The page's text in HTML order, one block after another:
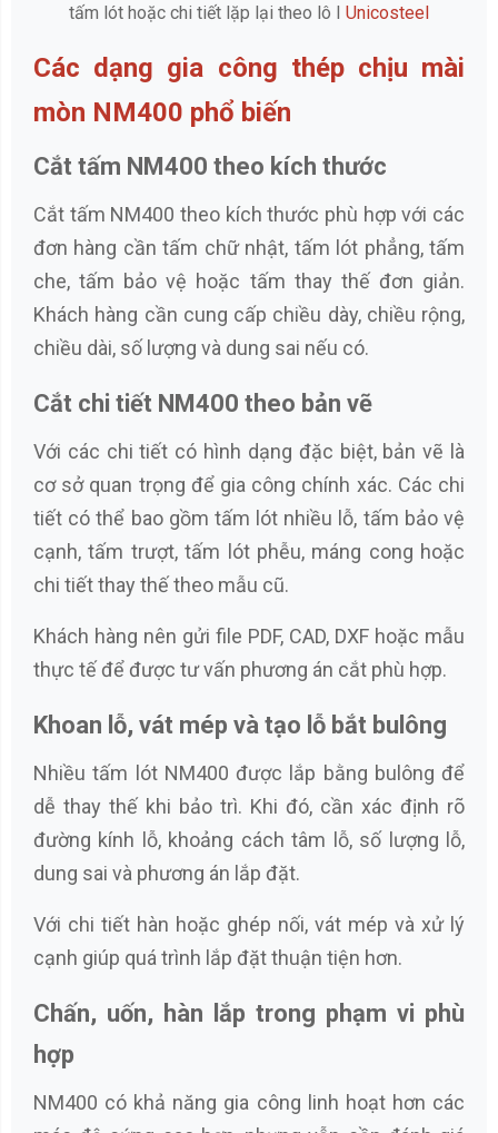
tấm lót hoặc chi tiết lặp lại theo lô I Unicosteel
Các dạng gia công thép chịu mài
mòn NM400 phổ biến
Cắt tấm NM400 theo kích thước
Cắt tấm NM400 theo kích thước phù hợp với các
đơn hàng cần tấm chữ nhật, tấm lót phẳng, tấm
che, tấm bảo vệ hoặc tấm thay thế đơn giản.
Khách hàng cần cung cấp chiều dày, chiều rộng,
chiều dài, số lượng và dung sai nếu có.
Cắt chi tiết NM400 theo bản vẽ
Với các chi tiết có hình dạng đặc biệt, bản vẽ là
cơ sở quan trọng để gia công chính xác. Các chi
tiết có thể bao gồm tấm lót nhiều lỗ, tấm bảo vệ
cạnh, tấm trượt, tấm lót phễu, máng cong hoặc
chi tiết thay thế theo mẫu cũ.
Khách hàng nên gửi file PDF, CAD, DXF hoặc mẫu
thực tế để được tư vấn phương án cắt phù hợp.
Khoan lỗ, vát mép và tạo lỗ bắt bulông
Nhiều tấm lót NM400 được lắp bằng bulông để
dễ thay thế khi bảo trì. Khi đó, cần xác định rõ
đường kính lỗ, khoảng cách tâm lỗ, số lượng lỗ,
dung sai và phương án lắp đặt.
Với chi tiết hàn hoặc ghép nối, vát mép và xử lý
cạnh giúp quá trình lắp đặt thuận tiện hơn.
Chấn, uốn, hàn lắp trong phạm vi phù
hợp
NM400 có khả năng gia công linh hoạt hơn các